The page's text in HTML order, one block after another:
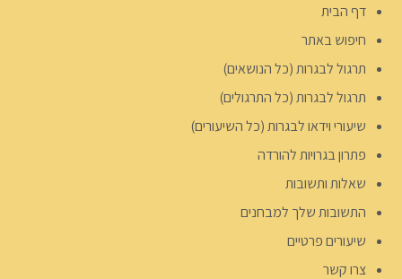
דף הבית
חיפוש באתר
תרגול לבגרות (כל הנושאים)
תרגול לבגרות (כל התרגולים)
שיעורי וידאו לבגרות (כל השיעורים)
פתרון בגרויות להורדה
שאלות ותשובות
התשובות שלך למבחנים
שיעורים פרטיים
צרו קשר